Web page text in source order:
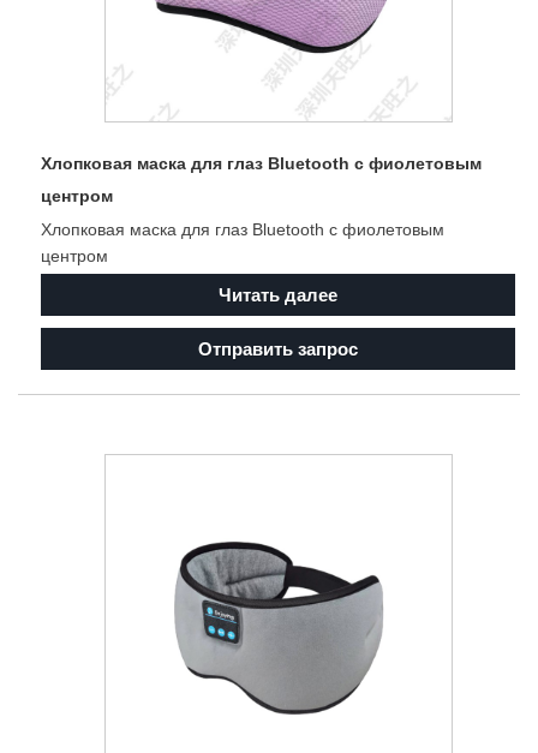
Хлопковая маска для глаз Bluetooth с фиолетовым
центром
Хлопковая маска для глаз Bluetooth с фиолетовым
центром
Читать далее
Отправить запрос